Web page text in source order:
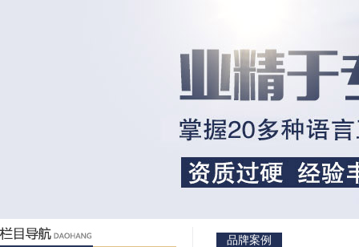
品牌案例